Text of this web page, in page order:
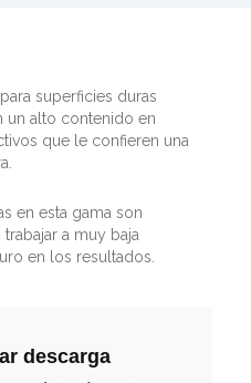
superficies duras
un alto contenido en
que le confieren una
en esta gama son
a muy baja
en los resultados.
descarga